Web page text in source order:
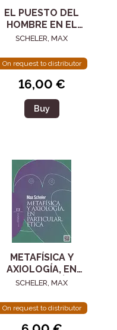
EL PUESTO DEL
HOMBRE EN EL
COSMOS
SCHELER, MAX
On request to distributor
16,00 €
Buy
METAFÍSICA Y
AXIOLOGÍA, EN
PARTICULAR, ÉTICA
SCHELER, MAX
On request to distributor